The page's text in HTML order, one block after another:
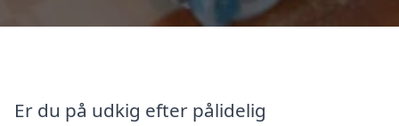
Er du på udkig efter pålidelig